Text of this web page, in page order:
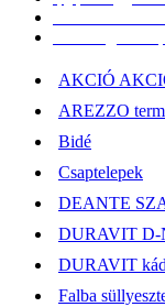
AKCIÓ
AREZZO
Bidé
Csaptelepek
DEANTE
DURAVIT D-
DURAVIT
Falba